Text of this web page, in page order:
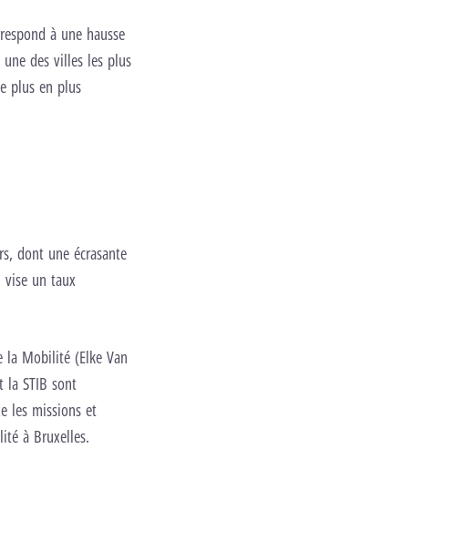
à une hausse
des villes les plus
plus en plus
dont une écrasante
vise un taux
la Mobilité (Elke Van
la STIB sont
les missions et
à Bruxelles.